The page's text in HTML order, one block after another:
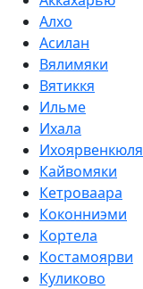
Алхо
Асилан
Вялимяки
Вятиккя
Ильме
Ихала
Ихоярвенкюля
Кайвомяки
Кетроваара
Коконниэми
Кортела
Костамоярви
Куликово